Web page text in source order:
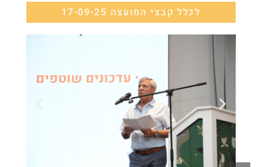
לכלל קבצי המועצה 17-09-25